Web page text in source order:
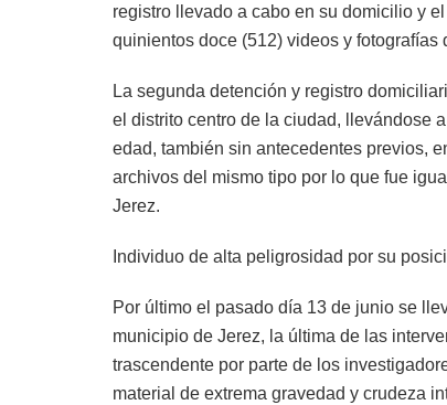
registro llevado a cabo en su domicilio y
quinientos doce (512) videos y fotografías
La segunda detención y registro
el distrito centro de la ciudad, llevándose
edad, también sin antecedentes previos,
archivos del mismo tipo por lo que fue
Jerez.
Individuo de alta peligrosidad por su
Por último el pasado día 13 de junio se
municipio de Jerez, la última de las
trascendente por parte de los
material de extrema gravedad y crudeza